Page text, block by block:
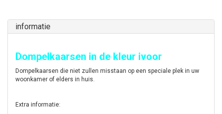
informatie
Dompelkaarsen in de kleur ivoor
Dompelkaarsen die niet zullen misstaan op een speciale plek in uw
woonkamer of elders in huis.
Extra informatie: